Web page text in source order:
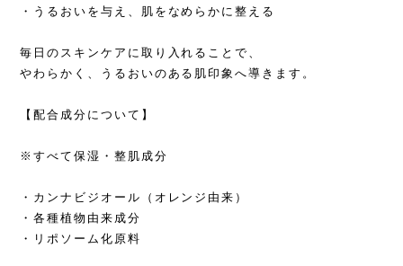
・うるおいを与え、肌をなめらかに整える
毎日のスキンケアに取り入れることで、
やわらかく、うるおいのある肌印象へ導きます。
【配合成分について】
※すべて保湿・整肌成分
・カンナビジオール（オレンジ由来）
・各種植物由来成分
・リポソーム化原料